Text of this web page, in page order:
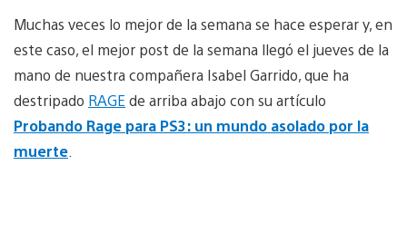
Muchas veces lo mejor de la semana se hace esperar y, en
este caso, el mejor post de la semana llegó el jueves de la
mano de nuestra compañera Isabel Garrido, que ha
destripado RAGE de arriba abajo con su artículo
Probando Rage para PS3: un mundo asolado por la
muerte